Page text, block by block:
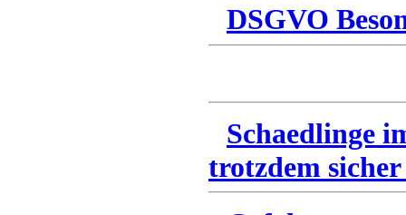
DSGVO
Schaedlinge
trotzdem